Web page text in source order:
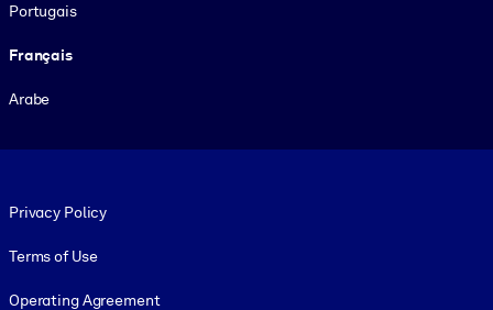
Portugais
Français
Arabe
Privacy Policy
Terms of Use
Operating Agreement